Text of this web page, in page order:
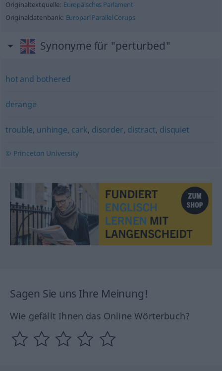
Originaltextquelle: Europäisches Parlament
Originaldatenbank: Europarl Parallel Corups
Synonyme für "perturbed"
hot and bothered
derange
trouble, unhinge, cark, disorder, distract, disquiet
© Princeton University
Sagen Sie uns Ihre Meinung!
Wie gefällt Ihnen das Online Wörterbuch?